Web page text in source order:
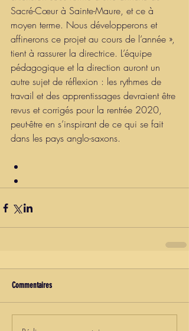
Sacré-Cœur à Sainte-Maure, et ce à
moyen terme. Nous développerons et
affinerons ce projet au cours de l’année »,
tient à rassurer la directrice. L’équipe
pédagogique et la direction auront un
autre sujet de réflexion : les rythmes de
travail et des apprentissages devraient être
revus et corrigés pour la rentrée 2020,
peut-être en s’inspirant de ce qui se fait
dans les pays anglo-saxons.
Commentaires